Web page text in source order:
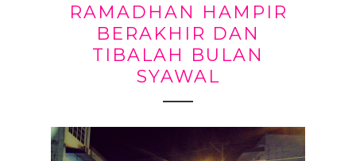
RAMADHAN HAMPIR
BERAKHIR DAN
TIBALAH BULAN
SYAWAL